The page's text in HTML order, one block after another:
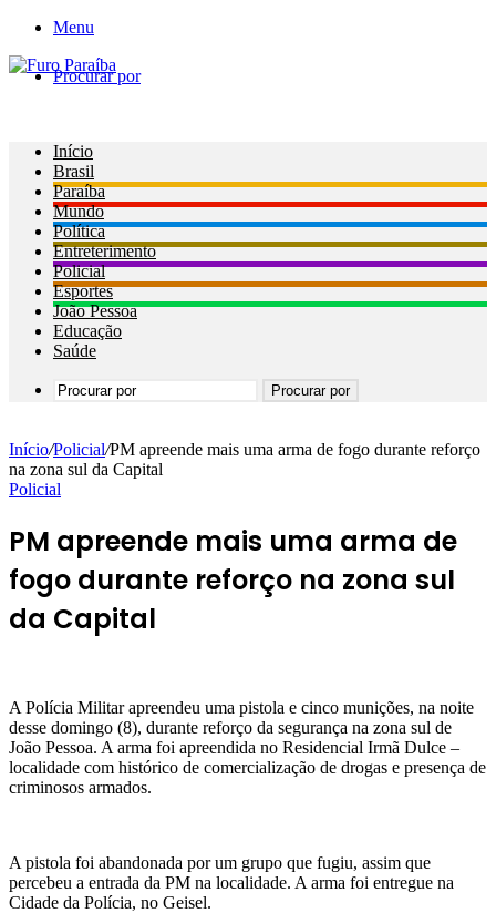
Menu
Procurar por
Início
Brasil
Paraíba
Mundo
Política
Entreterimento
Policial
Esportes
João Pessoa
Educação
Saúde
Procurar por
Início/Policial/PM apreende mais uma arma de fogo durante reforço
na zona sul da Capital
Policial
PM apreende mais uma arma de
fogo durante reforço na zona sul
da Capital
A Polícia Militar apreendeu uma pistola e cinco munições, na noite
desse domingo (8), durante reforço da segurança na zona sul de
João Pessoa. A arma foi apreendida no Residencial Irmã Dulce –
localidade com histórico de comercialização de drogas e presença de
criminosos armados.
A pistola foi abandonada por um grupo que fugiu, assim que
percebeu a entrada da PM na localidade. A arma foi entregue na
Cidade da Polícia, no Geisel.